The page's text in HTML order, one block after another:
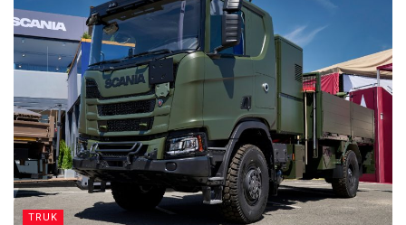
TRUK